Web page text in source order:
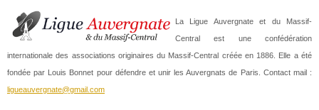
La Ligue Auvergnate et du Massif-
Central est une confédération
internationale des associations originaires du Massif-Central créée en 1886. Elle a été
fondée par Louis Bonnet pour défendre et unir les Auvergnats de Paris. Contact mail :
ligueauvergnate@gmail.com